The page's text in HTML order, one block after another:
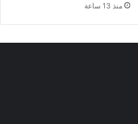
منذ 13 ساعة